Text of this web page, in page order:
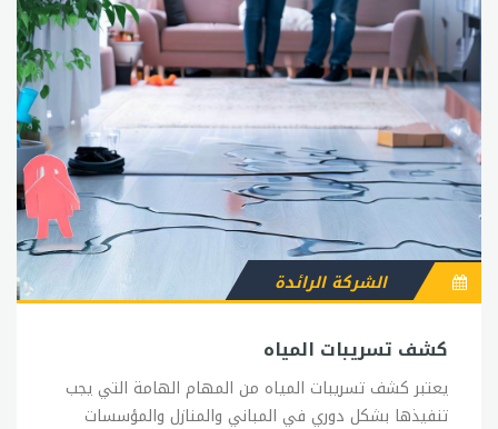
كشف تسريبات المياه
الشركة الرائدة
يعتبر كشف تسريبات المياه من المهام الهامة التي يجب تنفيذها بشكل دوري في المباني والمنازل والمؤسسات التجارية. فعندما تتسرب المياه من أحد المواسير أو الصمامات أو الخراطيم، فإن ذلك يؤدي إلى هدر كميات كبيرة من المياه وزيادة في فواتير المياه، بالإضافة إلى الأضرار الجسيمة التي يمكن أن تحدث للممتلكات والمباني. تتوفر اليوم العديد من التقنيات والأدوات التي يمكن استخدامها للكشف عن تسريبات المياه، ويتم اختيار الأداة الأنسب حسب نوعية المبنى ومصدر التسريب. ومن بين هذه الأدوات: 1- جهاز الاستشعار عن بعد: وهو جهاز يستخدم للكشف عن التسريبات الخفية داخل الجدران والأسطح والأرضيات. يعمل الجهاز عن طريق إرسال إشارة إلى السطح المراد فحصه وتحليل الإشارة المرتدة لتحديد مصدر التسريب. 2- جهاز الاستشعار الصوتي: يستخدم هذا الجهاز للكشف عن التسريبات الصغيرة في الأنابيب والصمامات والخراطيم. يعمل الجهاز عن طريق إرسال موجات صوتية عالية التردد داخل المواسير وتحليل الصوت المرتد لتحديد مصدر التسريب. 3- الفحص بالكاميرا: يستخدم هذا النوع من الفحص للكشف عن التسريبات في الأنابيب والصمامات والخراطيم داخل الجدران والأرضيات. يعمل الجهاز عن طريق إدخال كاميرا صغيرة داخل المواسير وعرض الصورة على جهاز الكمبيوتر لتحديد مصدر التسريب. 4- الفحص بالليزر: يستخدم هذا النوع من الفحص للكشف عن التسريبات في الخراطيم والصمامات الكبيرة. يعمل الجهاز عن طريق إطلاق شعاع ليزري على الخرطوم أو الصمام وتحليل الإشارة المرتدة لتحديد مصدر التسريب. 5- الفحص الكهروضوئي: يستخدم هذا النوع من الفحص للكشف عن التسريبات في الأنابيب والصمامات الكبيرة. يعمل الجهاز عن طريق إرسال تيار كهربائي ضعيف عبر المواسير وتحليل الإشارة المرتدة لتحديد مصدر التسريب. عند الكشف عن التسريبات، يتم تحديد الإجراءات المناسبة لإصلاحها حسب نوعية التسريب ومصدره. ويجب تنفيذ عملية الإصلاح بشكل سريع لتجنب حدوث المزيد من الأضرار والتكاليف الإضافية. بالإضافة إلى ذلك، يجب اتخاذ الإجراءات الوقائية المناسبة لتجنب حدوث التسريبات مثل تنظيم صيانة دورية للأنابيب والصمامات والخراطيم وتجنب ترك المياه تسيل لفترات طويلة دون استخدامها.كشف تسريب المياهتعتبر مشكلة تسريب المياه من المشاكل الشائعة التي تواجه المنازل والمباني، وتسبب هذه المشكلة إهدار كميات كبيرة من المياه وارتفاع في فواتير استهلاك المياه، بالإضافة إلى تلف الأثاث والممتلكات وتسبب أضرار جسيمة للمباني والمنشآت. لذلك، يجب القيام بفحص دوري للأنابيب والصمامات والخراطيم للتأكد من عدم وجود تسريبات، وفي حال تم اكتشاف أي تسريب يجب إصلاحه فورًا لتجنب الأضرار الناجمة عنه. فيما يلي بعض الطرق الفعالة للكشف عن تسريب المياه: 1- فحص العداد: يمكن أن يكون العداد هو المؤشر الأول على وجود تسريب، حيث يمكن قياس الاستهلاك اليومي للمياه وفحصه إذا كان هناك ارتفاع غير مبرر في الفاتورة. إذا كان هناك ارتفاع في الفاتورة دون زيادة في استهلاك المياه، فقد يكون هناك تسريب. 2- فحص المكان: يمكن فحص المكان الذي يُشتبه في وجود تسريب من خلال البحث عن أي علامات تدل على وجود مشكلة، مثل البقع الرطبة على الجدران أو الأرضيات أو السقوف، أو وجود صدأ على الأنابيب أو الصمامات. 3- فحص الأنابيب: يمكن استخدام جهاز الاستشعار الصوتي للكشف عن تسريب المياه في الأنابيب، وعند الاستخدام الصحيح يمكن للجهاز أن يحدد موقع التسرب بدقة. 4- فحص الصمامات: يمكن استخدام جهاز الكشف عن التسريبات الكهروضوئية للكشف عن تسريب المياه في الصمامات والخراطيم، وهو يعمل عن طريق إرسال تيار كهربائي خفيف عبر الأنابيب والصمامات، وفي حال وجود تسريب يتم قراءة الإشارة الكهربائية لتحديد موقع التسرب. 5- فحص الكاميرا: يمكن استخدام جهاز الفحص بالكاميرا للكشف عن التسريبات في الأنابيب والصمامات والخراطيم، ويتم ذلك عن طريق إدخال كاميرا صغيرة داخل المواسير وتصوير الداخل لتحديد موقع التسرب. بمجرد العثور على تسرب في المياه، يجب إصلاحه فورًا لتجنب حدوث المزيد من الأضرار وتوفير المياه وتقليل تكاليف الفواتير. وعند القيام بأي عملية إصلاح، يجب التأكد من استخدام أدوات ومواد ذات جودة عالية والقيام بالعملية بشكل سليم لتجنب حدوث أي أضرار إضافية.شركة كشف تسربات المياةتعتبر شركات كشف تسربات المياة من الشركات الهامة التي تساعد في الحفاظ على الممتلكات والمباني من التلف الناجم عن تسريب المياه، وتتوفر هذه الشركات في معظم المدن حول العالم. تقدم شركات كشف تسربات المياة خدمات متعددة لتحديد موقع التسرب وإصلاحه، بما في ذلك: 1- الكشف بالكاميرا: تقوم هذه الشركات باستخدام كاميرات صغيرة للكشف عن التسريبات داخل الأنابيب والصمامات والخراطيم، وتساعد هذه الكاميرات في تحديد موقع التسرب بدقة عالية. 2- الكشف بالاستشعار الصوتي: يتم استخدام جهاز الاستشعار الصوتي للكشف عن تسريب المياه في الأنابيب، ويعمل الجهاز عن طريق إرسال موجات صوتية عبر الأنابيب والصمامات والخراطيم لتحديد موقع التسرب. 3- الكشف بالكهروضوئية: يستخدم جهاز الكشف بالكهروضوئية للكشف عن تسريب المياه في الصمامات والخراطيم، ويعمل الجهاز عن طريق إرسال تيار كهربائي خفيف عبر الأنابيب والصمامات، وفي حال وجود تسريب يتم قراءة الإشارة الكهربائية لتحديد موقع التسرب. بالإضافة إلى ذلك، تقدم شركات كشف تسربات المياة خدمات إصلاح التسربات باستخدام أحدث التقنيات والأدوات، وتقدم خدمات الصيانة الدورية للأنابيب والصمامات والخراطيم للتأكد من عدم وجود أي تسريبات مستقبلاً. وعند الاختيار بين شركات كشف تسربات المياة، يجب البحث عن الشركات التي تتمتع بسمعة جيدة وخبرة عالية في مجال كشف التسربات، والتي تستخدم أحدث التقنيات والأدوات لتحديد موقع التسرب وإصلاحه بشكل فعال. ويجب أيضًا الاهتمام بتكلفة الخدمات المقدمة ومدى توافر الشركة للتعامل مع الطلبات الطارئة، ويجب الحصول على تقييمات العملاء السابقين للتأكد من جودة الخدمات التي تقدمها الشركة.كشف تسريب المياةتسريب المياه هو مشكلة شائعة تواجه معظم المنازل والمباني، وقد يتسبب في إهدار كميات كبيرة من المياه وتسبب في ارتفاع فواتير استهلاك المياه، بالإضافة إلى تلف الأثاث والممتلكات وتسبب أضرار جسيمة للمباني والمنشآت. لذلك، يجب القيام بفحص دوري للأنابيب والصمامات والخراطيم للتأكد من عدم وجود تسريبات، وفي حال تم اكتشاف أي تسريب يجب إصلاحه فورًا لتجنب الأضرار الناجمة عنه. ويمكن استخدام العديد من الطرق لكشف تسريب المياه، بما في ذلك: الكشف بالفحص البصري: يتم فحص الأنابيب والصمامات والخراطيم بالعين المجردة للتحقق من وجود أي تسريبات ظاهرة. الكشف بالاستشعار الصوتي: يتم استخدام جهاز الاستشعار الصوتي للكشف عن تسريب المياه في الأنابيب، ويعمل الجهاز عن طريق إرسال موجات صوتية عبر الأنابيب والصمامات والخراطيم لتحديد موقع التسرب. الكشف بالكهروضوئية: يستخدم جهاز الكشف بالكهروضوئية للكشف عن تسريب المياه في الصمامات والخراطيم، ويعمل الجهاز عن طريق إرسال تيار كهربائي خفيف عبر الأنابيب والصمامات، وفي حال وجود تسريب يتم قراءة الإشارة الكهربائية لتحديد موقع التسرب. الكشف بالكاميرا: تقوم شركات كشف تسربات المياه باستخدام كاميرات صغيرة للكشف عن التسريبات داخل الأنابيب والصمامات والخراطيم، وتساعد هذه الكاميرات في تحديد موقع التسرب بدقة عالية. وعند الاختيار بين هذه الأساليب، يجب اختيار الأسلوب الأكثر فعالية ودقة للكشف عن التسريبات، ويجب الحصول على خدمات شركة كشف تسريبات المياه ذات خبرة وكفاءة عالية لتحديد وإصلاح التسريبات بشكل فعال. وبشكل عام، يجب الاهتمام بصيانة الأنابيب والصمامات والخراطيم بشكل دوري للتأكد من عدم وجود تسريبات، والتأكد من استخدام الأدوات والمواد الصحيحة للحفاظ على سلامة الأنابيب والصمامات والخراطيم وتجنب حدوث التسريبات في المستقبل.جهاز كشف تسريب المياهجهاز كشف تسريب المياه هو جهاز يستخدم للكشف عن تسريب المياه في الأنابيب والصمامات والخراطيم، ويعد هذا الجهاز من الأدوات الأساسية التي تستخدمها شركات كشف تسريبات المياه لتحديد موقع التسريب بشكل دقيق وسريع. ويتكون جهاز كشف تسريب المياه عادةً من جهاز استشعار وجهاز قياس وجهاز إشارة، ويعمل الجهاز عن طريق تحديد تغيرات الضغط والتدفق في الأنابيب والصمامات والخراطيم. ويمكن أن يعمل جهاز كشف تسريب المياه باستخدام عدة تقنيات، بما في ذلك: 1- تقنية الاستشعار الصوتي: حيث يعمل الجهاز عن طريق إرسال موجات صوتية عبر الأنابيب والصمامات والخراطيم، وفي حال وجود تسريب يتم قراءة الصوت الناتج عن التسريب لتحديد موقع التسرب. 2- تقنية الكهروضوئية: يعمل الجهاز عن طريق إرسال تيار كهربائي خفيف عبر الأنابيب والصمامات، وفي حال وجود تسريب يتم قراءة الإشارة الكهربائية لتحديد موقع التسرب. 3- تقنية الكشف بالكاميرا: يتم استخدام كاميرا صغيرة للكشف عن التسريبات داخل الأنابيب والصمامات والخراطيم، وتساعد هذه الكاميرات في تحديد موقع التسرب بدقة عالية. وتعتمد فعالية الجهاز على نوع التقنية المستخدمة وجودة الجهاز وخبرة المستخدم، ويجب الحصول على خدمات شركة كشف تسريبات المياه ذات خبرة وكفاءة عالية لضمان تحديد وإصلاح التسريبات بشكل فعال. ومن الأمور التي يجب مراعاتها عند استخدام جهاز كشف تسريب المياه هو التأكد من استخدام الأدوات والمواد الصحيحة واتباع الإجراءات الصحيحة للحفاظ على سلامة الأنابيب والصمامات والخراطيم وتجنب حدوث التسريبات في المستقبل.شركة كشف تسريب المياهشركات كشف تسريب المياه هي شركات تقدم خدمات كشف التسريبات في المباني والمنازل والمنشآت الصناعية والتجارية، وتعد هذه الشركات من الأدوات الأساسية التي يجب الاعتماد عليها للكشف عن التسريبات وإصلاحها بشكل فعال وفي أسرع وقت ممكن. تقدم شركات كشف تسريب المياه خدمات متعددة، بما في ذلك: 1- كشف التسريبات: حيث يتم استخدام مجموعة من الأدوات والتقنيات لتحديد موقع التسريبات في الأنابيب والصمامات والخراطيم. 2- إصلاح التسريبات: حيث يتم إصلاح التسريبات بشكل فعال وسريع باستخدام الأدوات والمواد الصحيحة. 3- عمليات التنظيف والتطهير: حيث تقدم الشركات خدمات التنظيف والتطهير للأنابيب والصمامات والخراطيم للحفاظ على سلامتها وتجنب حدوث التسريبات في المستقبل. 4- خدمات الصيانة الدورية: حيث تقوم الشركات بتقديم خدمات الصيانة الدورية للأنابيب والصمامات والخراطيم للتحقق من عدم وجود تسريبات وتجنب حدوثها في المستقبل. وتعتمد فعالية الشركات على خبرة وكفاءة العاملين فيها واستخدام التقنيات الحديثة والأدوات الصحيحة، ويجب الحصول على خدمات شركة كشف تسريبات المياه ذات خبرة وكفاءة عالية لضمان تحديد وإصلاح التسريبات بشكل فعال وتجنب حدوثها في المستقبل. ويجب الاهتمام بالصيانة الدورية للأنابيب والصمامات والخراطيم واستخدام المواد الصحيحة لتجنب حدوث التسريبات، كما يجب الحرص على الحصول على خدمات شركة كشف تسريبات المياه في حالة وجود أي تسريب للحفاظ على سلامة المبنى وتجنب حدوث أي أضرار أو خسائر مادية.جهاز كشف تسريب الماءجهاز كشف تسريب الماء هو جهاز يستخدم للكشف عن تسريب الماء في الأنابيب والخراطيم والصمامات والمنظومات الأخرى، ويعد هذا الجهاز من الأدوات الأساسية التي تستخدمها شركات كشف تسريبات المياه لتحديد موقع التسريب بشكل دقيق وسريع. يتكون جهاز كشف تسريب الماء عادةً من جهاز استشعار وجهاز قياس وجهاز إشارة، ويعمل الجهاز عن طريق تحديد تغيرات الضغط والتدفق في الأنابيب والخراطيم والصمامات. ويمكن أن يعمل جهاز كشف تسريب الماء باستخدام عدة تقنيات، بما في ذلك: 1- تقنية الاستشعار الصوتي: حيث يعمل الجهاز عن طريق إرسال موجات صوتية عبر الأنابيب والخراطيم والصمامات، وفي حال وجود تسريب يتم قراءة الصوت الناتج عن التسريب لتحديد موقع التسرب. 2- تقنية الكهروضوئية: يعمل الجهاز عن طريق إرسال تيار كهربائي خفيف عبر الأنابيب والخراطيم والصمامات، وفي حال وجود تسريب يتم قراءة الإشارة الكهربائية لتحديد موقع التسرب. 3- تقنية الكشف بالكامي